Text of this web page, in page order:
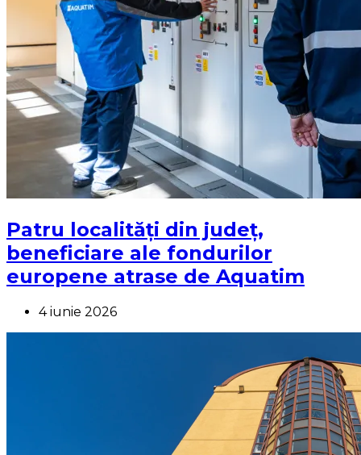
Patru localități din județ,
beneficiare ale fondurilor
europene atrase de Aquatim
4 iunie 2026